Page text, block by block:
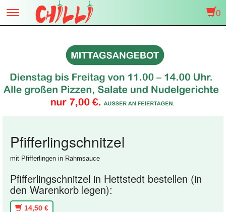
Toggle
navigation
0
Pfifferlingschnitzel
mit Pfifferlingen in Rahmsauce
Pfifferlingschnitzel in Hettstedt bestellen (in
den Warenkorb legen):
14,50 €